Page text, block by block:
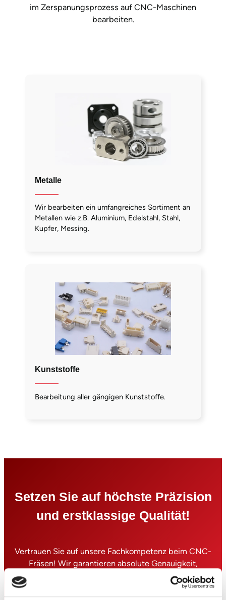
im Zerspanungsprozess auf CNC-Maschinen
bearbeiten.
Metalle
Wir bearbeiten ein umfangreiches Sortiment an
Metallen wie z.B. Aluminium, Edelstahl, Stahl,
Kupfer, Messing.
Kunststoffe
Bearbeitung aller gängigen Kunststoffe.
Setzen Sie auf höchste Präzision
und erstklassige Qualität!
Vertrauen Sie auf unsere Fachkompetenz beim CNC-
Fräsen! Wir garantieren absolute Genauigkeit,
pünktliche Lieferung und innovative Lösungsansätze